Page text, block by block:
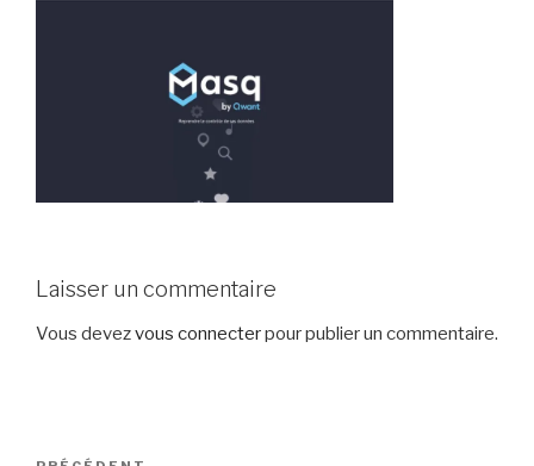
Laisser un commentaire
Vous devezvous connecterpour publier un commentaire.
Navigation